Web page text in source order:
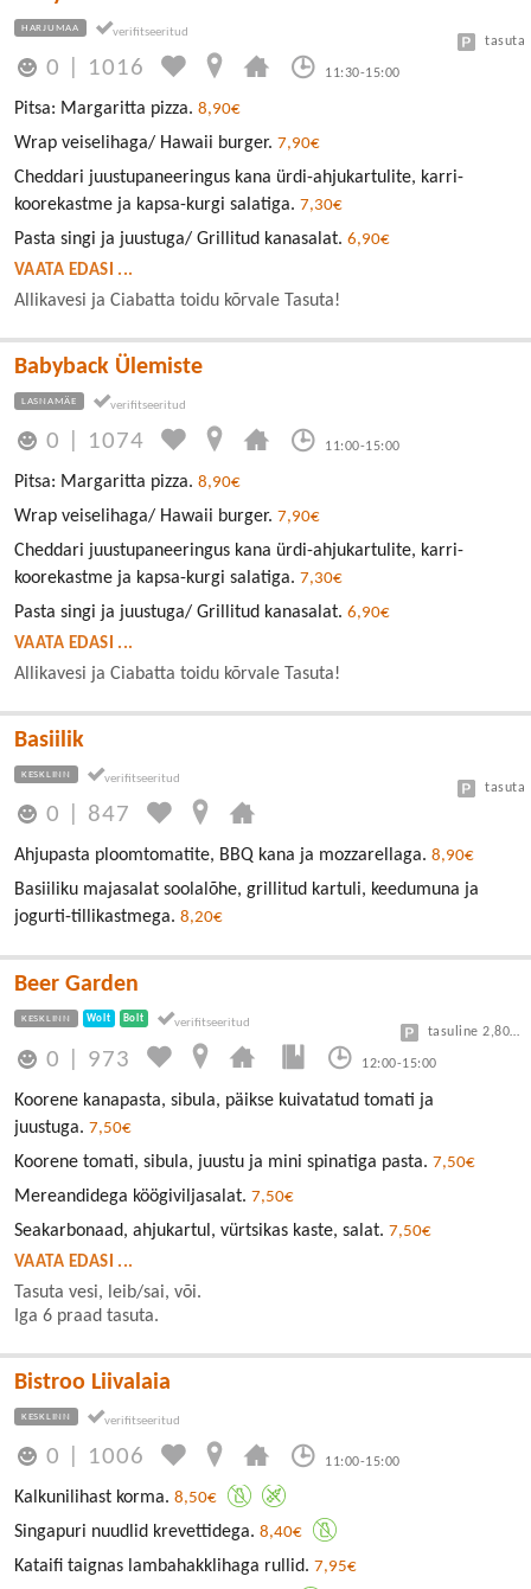
HARJUMAA
0 1016 11:30-15:00
tasuta
Pitsa: Margaritta pizza. 8,90€
Wrap veiselihaga/ Hawaii burger. 7,90€
Cheddari juustupaneeringus kana ürdi-ahjukartulite, karri-
koorekastme ja kapsa-kurgi salatiga. 7,30€
Pasta singi ja juustuga/ Grillitud kanasalat. 6,90€
VAATA EDASI ...
Allikavesi ja Ciabatta toidu kõrvale Tasuta!
Babyback Ülemiste
LASNAMÄE
0 1074 11:00-15:00
Pitsa: Margaritta pizza. 8,90€
Wrap veiselihaga/ Hawaii burger. 7,90€
Cheddari juustupaneeringus kana ürdi-ahjukartulite, karri-
koorekastme ja kapsa-kurgi salatiga. 7,30€
Pasta singi ja juustuga/ Grillitud kanasalat. 6,90€
VAATA EDASI ...
Allikavesi ja Ciabatta toidu kõrvale Tasuta!
Basiilik
KESKLINN
0 847
tasuta
Ahjupasta ploomtomatite, BBQ kana ja mozzarellaga. 8,90€
Basiiliku majasalat soolalõhe, grillitud kartuli, keedumuna ja
jogurti-tillikastmega. 8,20€
Beer Garden
KESKLINN Wolt Bolt
0 973 12:00-15:00
tasuline 2,80/30min
Koorene kanapasta, sibula, päikse kuivatatud tomati ja
juustuga. 7,50€
Koorene tomati, sibula, juustu ja mini spinatiga pasta. 7,50€
Mereandidega köögiviljasalat. 7,50€
Seakarbonaad, ahjukartul, vürtsikas kaste, salat. 7,50€
VAATA EDASI ...
Tasuta vesi, leib/sai, või.
Iga 6 praad tasuta.
Bistroo Liivalaia
KESKLINN
0 1006 11:00-15:00
Kalkunilihast korma. 8,50€
Singapuri nuudlid krevettidega. 8,40€
Kataifi taignas lambahakklihaga rullid. 7,95€